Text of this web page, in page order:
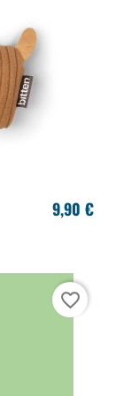
9,90 €
favorite_border